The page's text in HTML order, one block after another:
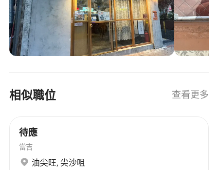
相似職位 查看更多
待應
當吉
油尖旺, 尖沙咀